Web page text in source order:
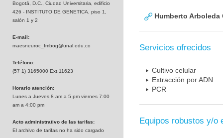
Bogotá, D.C., Ciudad Universitaria, edificio
426 - INSTITUTO DE GENETICA, piso 1,
salón 1 y 2
E-mail:
maesneuroc_fmbog@unal.edu.co
Teléfono:
(57 1) 3165000 Ext.11623
Horario atención:
Lunes a Jueves 8 am a 5 pm viernes 7:00
am a 4:00 pm
Acto administrativo de las tarifas:
El archivo de tarifas no ha sido cargado
Humberto Arboleda
Servicios ofrecidos
Cultivo celular
Extracción por ADN
PCR
Equipos robustos y/o